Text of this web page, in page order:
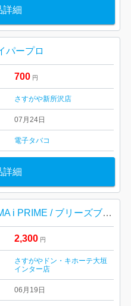
詳細
パープロ
700 円
さすがや新所沢店
07月24日
電子タバコ
詳細
IQOS ILUMA i PRIME / ブリーズブルー / 電子タバコ / アイコス / イルマ アイ / プライム
2,300 円
さすがやドン・キホーテ大垣
インター店
06月19日